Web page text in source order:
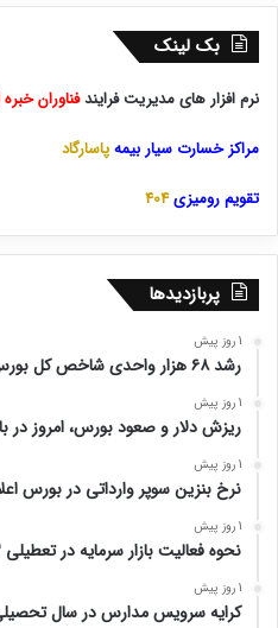
بک لینک
نرم افزار های مدیریت فرایندفناوران
مراکز خسارت سیار بیمهپاسارگاد
تقویم رومیزی404
پربازدیدها
1 روز پیش
رشد ۶۸ هزار واحدی شاخص کل بورس
1 روز پیش
ریزش دلار و صعود بورس، امروز در
1 روز پیش
نرخ بنزین سوپر وارداتی در بورس
1 روز پیش
نحوه فعالیت بازار سرمایه در تعطیلی ۳ روزه تهران
1 روز پیش
کرایه سرویس مدارس در سال تحصیلی جدید ۵۰ درصد